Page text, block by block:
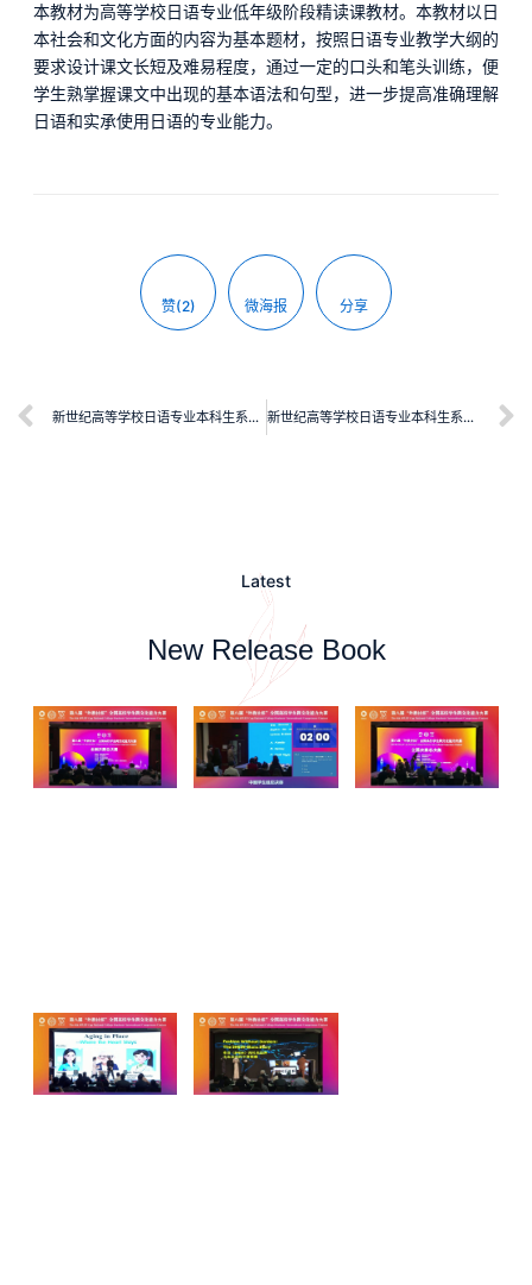
本教材为高等学校日语专业低年级阶段精读课教材。本教材以日
本社会和文化方面的内容为基本题材，按照日语专业教学大纲的
要求设计课文长短及难易程度，通过一定的口头和笔头训练，便
学生熟掌握课文中出现的基本语法和句型，进一步提高准确理解
日语和实承使用日语的专业能力。
赞(2) 微海报 分享
新世纪高等学校日语专业本科生系列教材：日语综合教程 第3册 新世纪高等学校日语专业本科生系列教材：日语综合教程 第1册
Latest
New Release Book